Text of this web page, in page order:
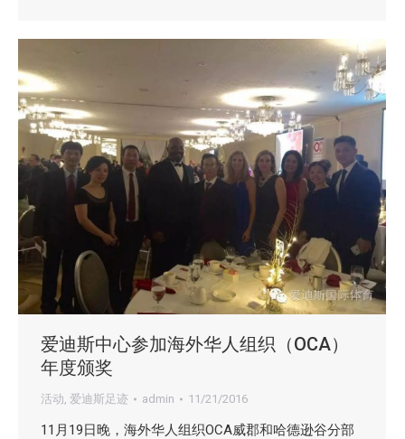
爱迪斯中心参加海外华人组织（OCA）
年度颁奖
活动, 爱迪斯足迹 admin 11/21/2016
11月19日晚，海外华人组织OCA威郡和哈德逊谷分部